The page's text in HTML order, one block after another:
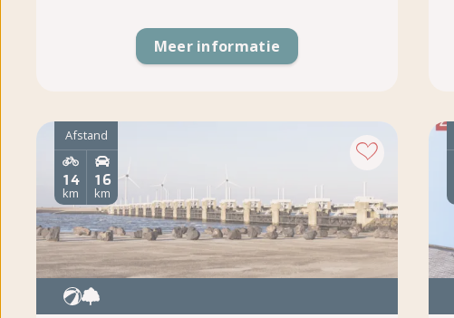
Meer informatie
Afstand
16
km
14
km